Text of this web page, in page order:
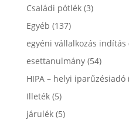
Családi pótlék(3)
Egyéb (137)
egyéni vállalkozás indítás
esettanulmány(54)
HIPA – helyi iparűzésiadó
Illeték(5)
járulék(5)